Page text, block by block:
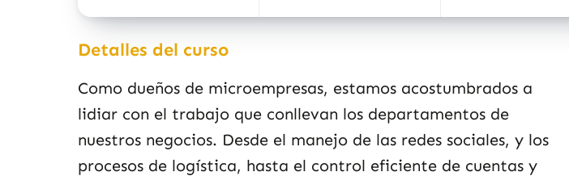
Detalles del curso
Como dueños de microempresas, estamos acostumbrados a
lidiar con el trabajo que conllevan los departamentos de
nuestros negocios. Desde el manejo de las redes sociales, y los
procesos de logística, hasta el control eficiente de cuentas y